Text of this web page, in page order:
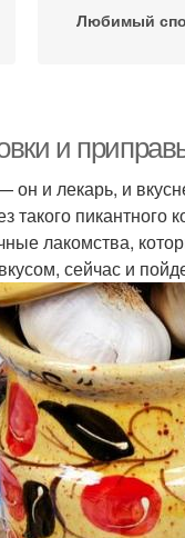
Любимый
и
он и лекарь, и
такого
лакомства,
сейчас и